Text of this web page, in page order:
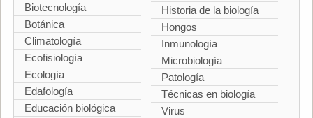
Biotecnología
Botánica
Climatología
Ecofisiología
Ecología
Edafología
Educación biológica
Historia de la biología
Hongos
Inmunología
Microbiología
Patología
Técnicas en biología
Virus